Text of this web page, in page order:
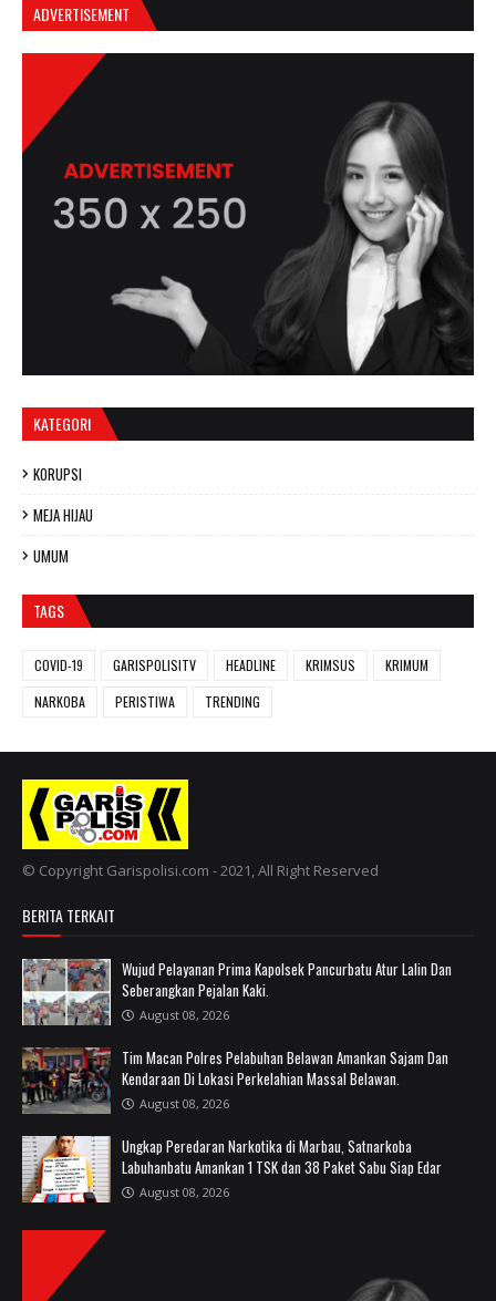
ADVERTISEMENT
KATEGORI
KORUPSI
MEJA HIJAU
UMUM
TAGS
COVID-19 GARISPOLISITV HEADLINE KRIMSUS
KRIMUM
NARKOBA
PERISTIWA TRENDING
© Copyright Garispolisi.com - 2021, All Right Reserved
BERITA TERKAIT
Wujud Pelayanan Prima Kapolsek Pancurbatu Atur Lalin Dan
Seberangkan Pejalan Kaki.
August 08, 2026
Tim Macan Polres Pelabuhan Belawan Amankan Sajam Dan
Kendaraan Di Lokasi Perkelahian Massal Belawan.
August 08, 2026
Ungkap Peredaran Narkotika di Marbau, Satnarkoba
Labuhanbatu Amankan 1 TSK dan 38 Paket Sabu Siap Edar
August 08, 2026